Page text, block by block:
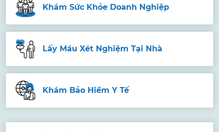
Khám Sức Khỏe Doanh Nghiệp
Lấy Máu Xét Nghiệm Tại Nhà
Khám Bảo Hiểm Y Tế